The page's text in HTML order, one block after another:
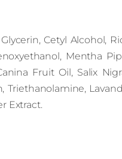
Cetyl Alcohol,
Mentha
Fruit Oil, Salix
Extract.